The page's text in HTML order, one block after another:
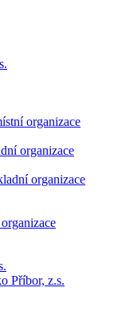
organizace
organizace
organizace
Příbor, z.s.